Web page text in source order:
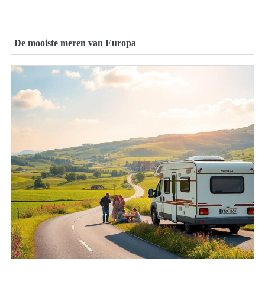
De mooiste meren van Europa